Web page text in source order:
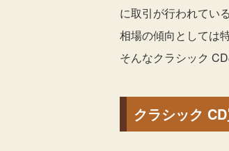
に取引が行われてい
相場の傾向としては
そんなクラシック
クラシック